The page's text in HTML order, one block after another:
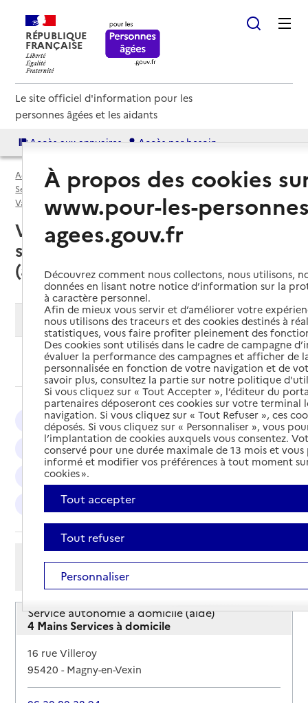
RÉPUBLIQUE
FRANÇAISE
Le site officiel d'information pour les
personnes âgées et les aidants
Accès aux annuaires Accès par besoin
Accueil
Espace annuaire
Services autonomie à domicile (aide) par département
Val-D'Oise (95)
Service autonomie à domicile (aide)
Val-D'Oise (95) : liste des 121
services autonomie à domicile
(aide)
Modifier ma recherche
Ajouter cette recherche aux favoris
Argenteuil : 9 Cergy : 8 Pontoise : 7
Sarcelles : 5 Eaubonne : 5 Sannois : 5
Magny-en-Vexin : 4
Soisy-sous-Montmorency : 4
Mode liste
Mode carte
Service autonomie à domicile (aide)
4 Mains Services à domicile
Adresse
16 rue Villeroy
95420-Magny-en-Vexin
À propos des cookies
www.pour-les-
agees.gouv.fr
Découvrez comment nous collectons, nous utilisons,
données en lisant notre notice d’information sur la
à caractère personnel.
Afin de mieux vous servir et d’améliorer votre
nous utilisons des traceurs et des cookies destinés à
statistiques, vous faire profiter pleinement des
Des cookies sont utilisés dans le cadre de campagne
évaluer la performance des campagnes et afficher de
personnalisée en fonction de votre navigation et de
savoir plus, consultez la partie sur notre politique
Si vous cliquez sur « Tout Accepter », l’éditeur du
partenaires déposeront ces cookies sur votre terminal
navigation. Si vous cliquez sur « Tout Refuser », ces
déposés. Si vous cliquez sur « Personnaliser », vous
l’implantation de cookies auxquels vous consentez.
conservé pour une durée maximale de 13 mois et
informé et modifier vos préférences à tout moment
cookies ».
Tout accepter
Tout refuser
Personnaliser